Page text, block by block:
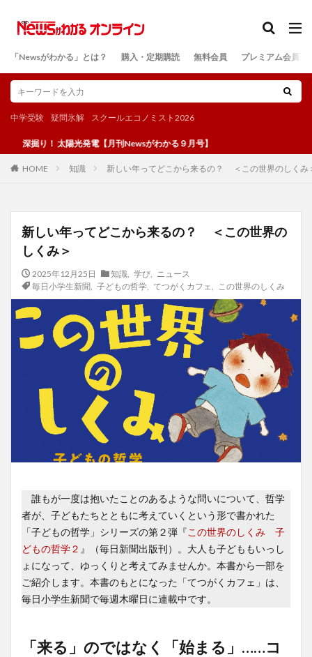
「Newsがわかる」とは？ 購入・定期購読 無料会員 プレミアム会員
中学受験 疑問氷解 スクールエコノミスト2026
！ 太陽光発電【月刊Newsがわかる９月号】
HOME 知識 新しい年ってどこから来るの？ ＜この世界のしくみ
新しい年ってどこから来るの？ ＜この世界の
しくみ＞
2025年12月25日 知識 学び
ニュース
毎日小学生新聞
子どもの哲学, てつがくカフェ この世界のしくみ
誰もが一度は抱いたことのあるような問いについて、哲学
者が、子どもたちとともに考えていくという形で書かれた
「子どもの哲学」シリーズの第２弾『この世界のしくみ 子
どもの哲学２ 』（毎日新聞出版刊）。大人も子どももいっし
ょになって、ゆっくりと考えてみませんか。本書から一部を
ご紹介します。本書のもとになった「てつがくカフェ」は、
毎日小学生新聞で毎週木曜日に連載中です。
「来る」のではなく「始まる」……コ
検索